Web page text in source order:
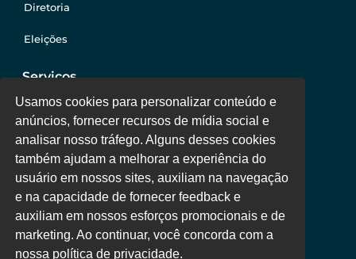
Diretoria
Eleições
Serviços
Jurídico
Oportunidades
Clube de Vantagens
Área Colaborador
Usamos cookies para personalizar conteúdo e
anúncios, fornecer recursos de mídia social e
analisar nosso tráfego. Alguns desses cookies
também ajudam a melhorar a experiência do
usuário em nossos sites, auxiliam na navegação
e na capacidade de fornecer feedback e
auxiliam em nossos esforços promocionais e de
marketing. Ao continuar, você concorda com a
nossa política de privacidade.